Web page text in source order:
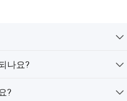
니다.
을 도모하는 것을 진심으로
나요?
?